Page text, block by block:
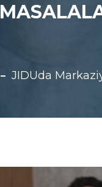
JIDUda